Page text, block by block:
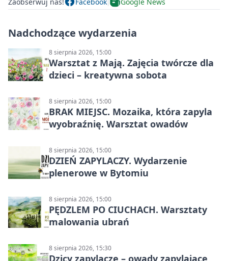
Nadchodzące wydarzenia
8 sierpnia 2026, 15:00
Warsztat z Mają. Zajęcia twórcze dla
dzieci – kreatywna sobota
8 sierpnia 2026, 15:00
BRAK MIEJSC. Mozaika, która zapyla
wyobraźnię. Warsztat owadów
8 sierpnia 2026, 15:00
DZIEŃ ZAPYLACZY. Wydarzenie
plenerowe w Bytomiu
8 sierpnia 2026, 15:00
PĘDZLEM PO CIUCHACH. Warsztaty
malowania ubrań
8 sierpnia 2026, 15:30